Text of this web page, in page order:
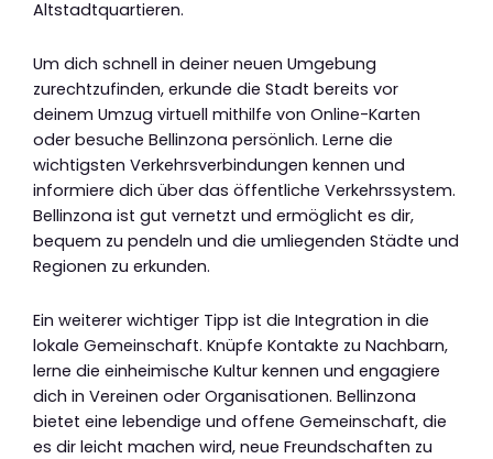
Altstadtquartieren.
Um dich schnell in deiner neuen Umgebung
zurechtzufinden, erkunde die Stadt bereits vor
deinem Umzug virtuell mithilfe von Online-Karten
oder besuche Bellinzona persönlich. Lerne die
wichtigsten Verkehrsverbindungen kennen und
informiere dich über das öffentliche Verkehrssystem.
Bellinzona ist gut vernetzt und ermöglicht es dir,
bequem zu pendeln und die umliegenden Städte und
Regionen zu erkunden.
Ein weiterer wichtiger Tipp ist die Integration in die
lokale Gemeinschaft. Knüpfe Kontakte zu Nachbarn,
lerne die einheimische Kultur kennen und engagiere
dich in Vereinen oder Organisationen. Bellinzona
bietet eine lebendige und offene Gemeinschaft, die
es dir leicht machen wird, neue Freundschaften zu